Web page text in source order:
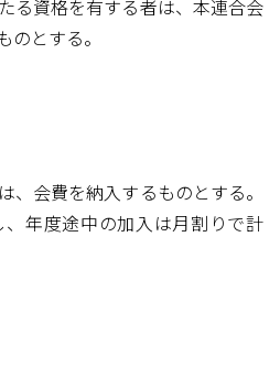
資格を有する者は、本連合会
のとする。
会費を納入するものとする。
年度途中の加入は月割りで計